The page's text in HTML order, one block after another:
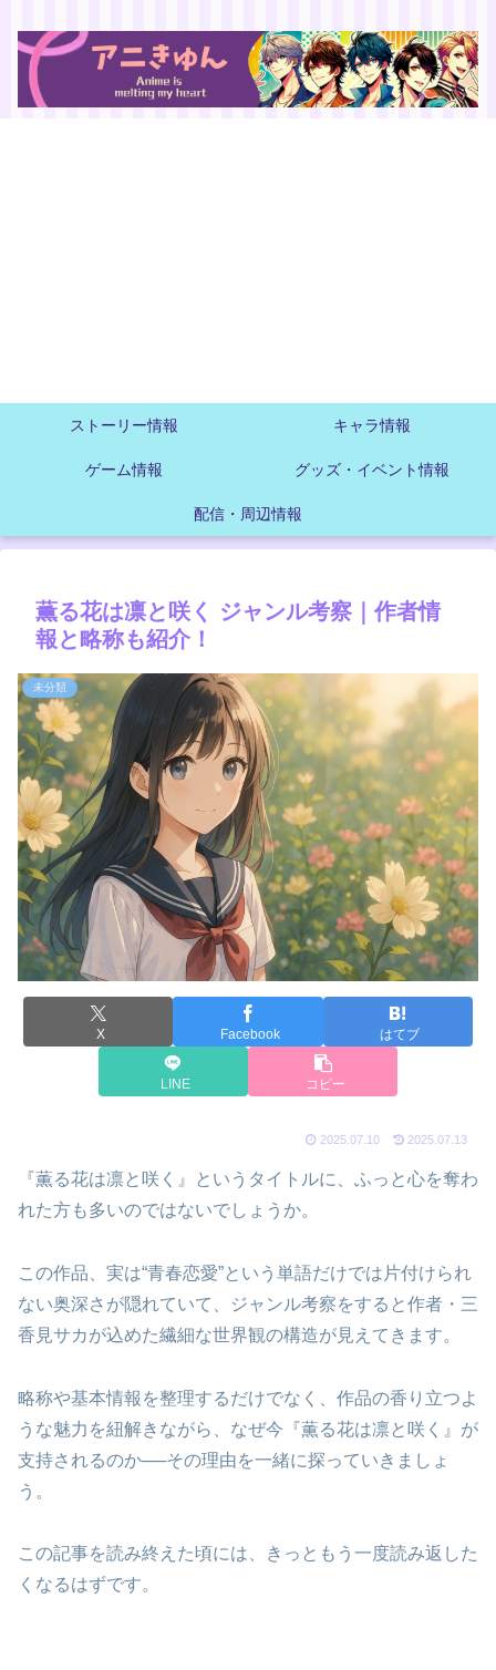
ストーリー情報 キャラ情報
ゲーム情報 グッズ・イベント情報
配信・周辺情報
薫る花は凛と咲く ジャンル考察｜作者情
報と略称も紹介！
未分類
X Facebook はてブ
LINE コピー
2025.07.10 2025.07.13
『薫る花は凛と咲く』というタイトルに、ふっと心を奪わ
れた方も多いのではないでしょうか。
この作品、実は“青春恋愛”という単語だけでは片付けられ
ない奥深さが隠れていて、ジャンル考察をすると作者・三
香見サカが込めた繊細な世界観の構造が見えてきます。
略称や基本情報を整理するだけでなく、作品の香り立つよ
うな魅力を紐解きながら、なぜ今『薫る花は凛と咲く』が
支持されるのか──その理由を一緒に探っていきましょ
う。
この記事を読み終えた頃には、きっともう一度読み返した
くなるはずです。